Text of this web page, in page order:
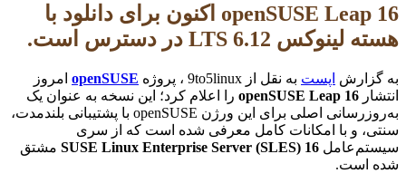
openSUSE Leap 16 اکنون برای دانلود با
هسته لینوکس 6.12 LTS در دسترس است.
به گزارش اپست به نقل از 9to5linux ، پروژه openSUSE امروز
انتشار openSUSE Leap 16 را اعلام کرد؛ این نسخه به عنوان یک
به‌روزرسانی اصلی برای این ورژن openSUSE با پشتیبانی بلندمدت،
سنتی، و با امکانات کامل معرفی شده است که از سری
سیستم‌عامل SUSE Linux Enterprise Server (SLES) 16 مشتق
شده است.